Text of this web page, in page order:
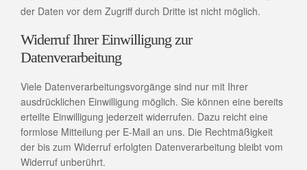
der Daten vor dem Zugriff durch Dritte ist nicht möglich.
Widerruf Ihrer Einwilligung zur
Datenverarbeitung
Viele Datenverarbeitungsvorgänge sind nur mit Ihrer
ausdrücklichen Einwilligung möglich. Sie können eine bereits
erteilte Einwilligung jederzeit widerrufen. Dazu reicht eine
formlose Mitteilung per E-Mail an uns. Die Rechtmäßigkeit
der bis zum Widerruf erfolgten Datenverarbeitung bleibt vom
Widerruf unberührt.